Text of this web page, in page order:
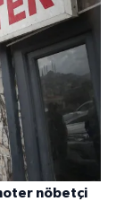
nöbetçi